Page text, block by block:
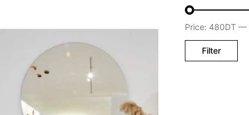
Filter
Price:480DT —